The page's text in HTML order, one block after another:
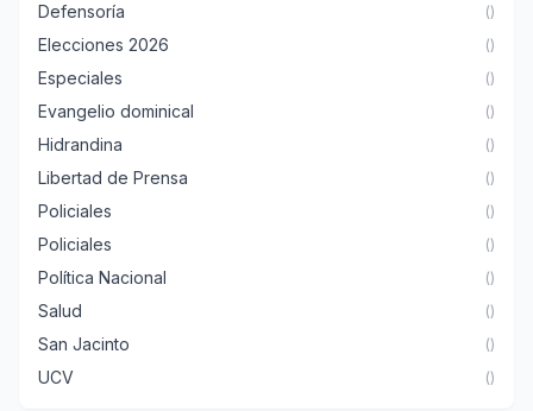
Defensoría ()
Elecciones 2026 ()
Especiales ()
Evangelio dominical ()
Hidrandina ()
Libertad de Prensa ()
Policiales ()
Policiales ()
Política Nacional ()
Salud ()
San Jacinto ()
UCV ()